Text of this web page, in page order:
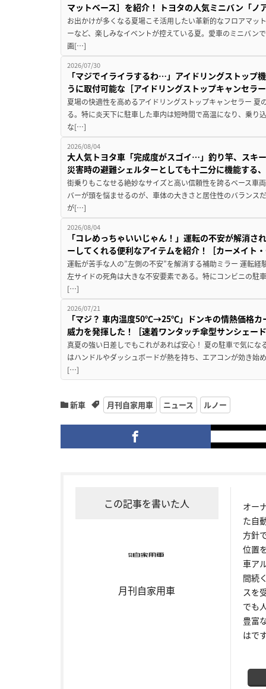
マットベース］を紹介！ トヨタの人気ミニバン「ノ
お出かけが多くなる夏場こそ活用したい革新的なフロアマッ
ーなど、楽しみなイベントが控えている夏。愛車のミニバン
画[…]
2026/07/30
「マジでイライラするわ…」アイドリングストップ
うに取付可能な［アイドリングストップキャンセラ
夏場の快適性を高めるアイドリングストップキャンセラー
る。特に炎天下に駐車した車内は短時間で高温になり、乗り
な[…]
2026/08/04
大人気トヨタ車「完成度がスゴイ…」釣り竿、スキ
災害時の避難シェルターとしても十二分に機能する
街乗りもこなせる絶妙なサイズと高い信頼性を誇るベース車
バーが頭を悩ませるのが、車体の大きさと居住性のバランス
が[…]
2026/08/04
「コレめっちゃいいじゃん！」運転の不安が解消
ーしてくれる便利なアイテムを紹介！［カーメイト
運転が苦手な人の”左側の不安”を解消する補助ミラー 運転
左サイドの死角は大きな不安要素である。特にコンビニの駐
[…]
2026/07/21
「マジ？ 車内温度50℃→25℃」ドンキの情熱価格カ
威力を発揮した！［速着ワンタッチ傘型サンシェー
真夏の強い日差しでもこれがあれば安心！ 夏の駐車で気に
はハンドルやダッシュボードが熱を持ち、エアコンが効き始
[…]
新車 月刊自家用車 ニュース ルノー
この記事を書いた人
月刊自家用車
オー
た自
方針
位置
車ア
間続
スを
でも
豊富
はで